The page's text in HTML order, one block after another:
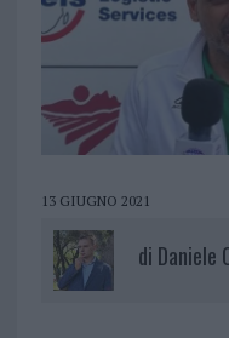
13 GIUGNO 2021
di Daniele